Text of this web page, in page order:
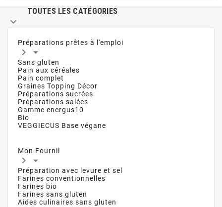
TOUTES LES CATÉGORIES

Préparations prêtes à l'emploi
 
Sans gluten
Pain aux céréales
Pain complet
Graines Topping Décor
Préparations sucrées
Préparations salées
Gamme energus10
Bio
VEGGIECUS Base végane
Mon Fournil
 
Préparation avec levure et sel
Farines conventionnelles
Farines bio
Farines sans gluten
Aides culinaires sans gluten